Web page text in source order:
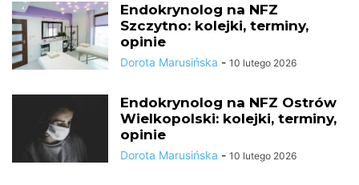
Endokrynolog na NFZ
Szczytno: kolejki, terminy,
opinie
Dorota Marusińska - 10 lutego 2026
Endokrynolog na NFZ Ostrów
Wielkopolski: kolejki, terminy,
opinie
Dorota Marusińska - 10 lutego 2026